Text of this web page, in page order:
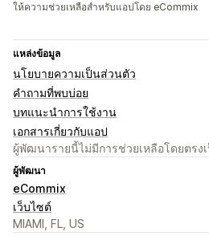
ให้ความช่วยเหลือสำหรับแอปโดย eCommix
แหล่งข้อมูล
นโยบายความเป็นส่วนตัว
คำถามที่พบบ่อย
บทแนะนำการใช้งาน
เอกสารเกี่ยวกับแอป
ผู้พัฒนารายนี้ไม่มีการช่วยเหลือโดยตรง
ผู้พัฒนา
eCommix
เว็บไซต์
MIAMI, FL, US